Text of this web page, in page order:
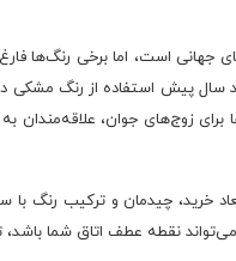
جهانی است، اما برخی رنگ‌ها
سال پیش استفاده از رنگ مشکی
برای زوج‌های جوان،
خرید، چیدمان و ترکیب
نقطه عطف اتاق شما باشد،